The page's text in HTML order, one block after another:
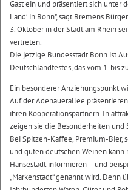
Gast ein und präsentiert sich unter
Land‘ in Bonn", sagt Bremens
3. Oktober in der Stadt am Rhein
vertreten.
Die jetzige Bundesstadt Bonn ist
Deutschlandfestes, das vom 1. bis
Ein besonderer Anziehungspunkt
Auf der Adenauerallee
ihren Kooperationspartnern. In
zeigen sie die Besonderheiten und
Bei Spitzen-Kaffee, Premium-Bier,
und guten deutschen Weinen
Hansestadt informieren – und
„Markenstadt“ genannt wird. Denn